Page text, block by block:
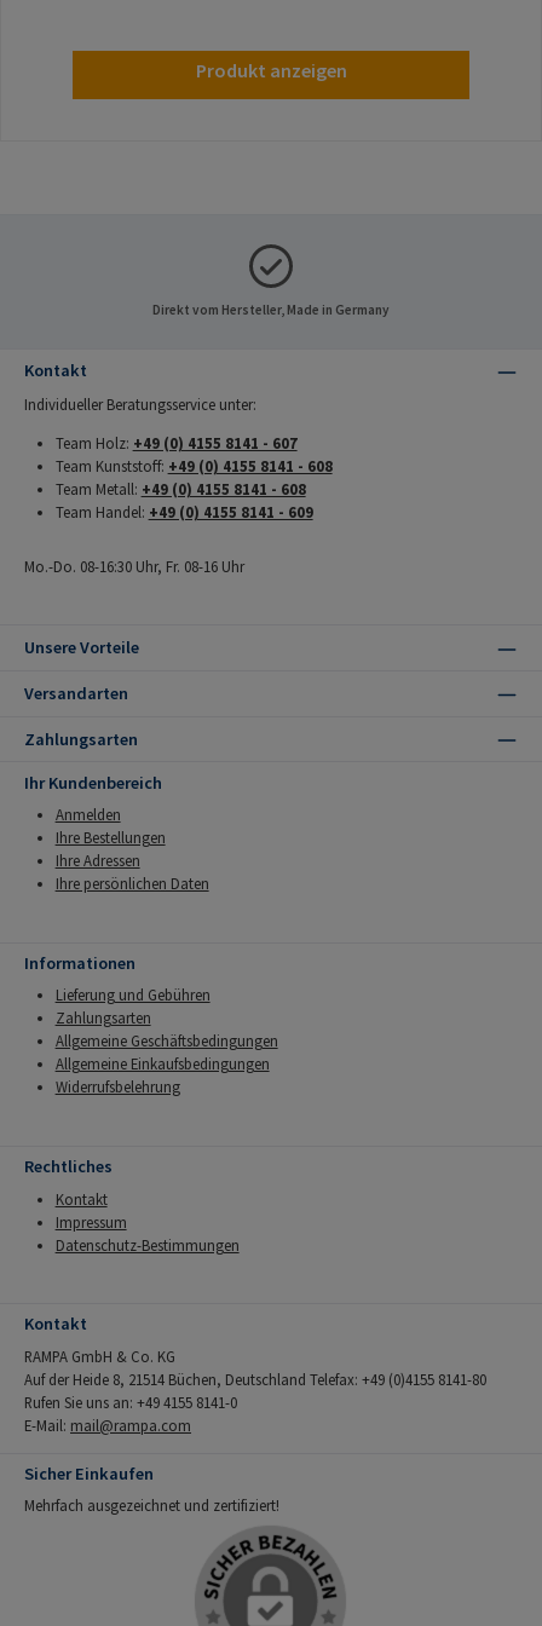
Produkt anzeigen
Direkt vom Hersteller, Made in Germany
Kontakt
Individueller Beratungsservice unter:
Team Holz: +49 (0) 4155 8141 - 607
Team Kunststoff: +49 (0) 4155 8141 - 608
Team Metall: +49 (0) 4155 8141 - 608
Team Handel: +49 (0) 4155 8141 - 609
Mo.-Do. 08-16:30 Uhr, Fr. 08-16 Uhr
Unsere Vorteile
Versandarten
Zahlungsarten
Ihr Kundenbereich
Anmelden
Ihre Bestellungen
Ihre Adressen
Ihre persönlichen Daten
Informationen
Lieferung und Gebühren
Zahlungsarten
Allgemeine Geschäftsbedingungen
Allgemeine Einkaufsbedingungen
Widerrufsbelehrung
Rechtliches
Kontakt
Impressum
Datenschutz-Bestimmungen
Kontakt
RAMPA GmbH & Co. KG
Auf der Heide 8, 21514 Büchen, Deutschland Telefax: +49 (0)4155 8141-80
Rufen Sie uns an: +49 4155 8141-0
E-Mail: mail@rampa.com
Sicher Einkaufen
Mehrfach ausgezeichnet und zertifiziert!